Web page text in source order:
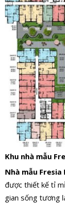
Khu nhà mẫu
Nhà mẫu Fresia
được thiết kế tỉ
gian sống tương